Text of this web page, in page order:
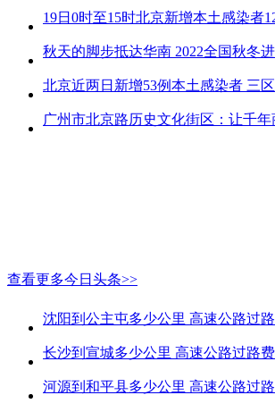
北京近两日新增53例本土感染者 三
广州市北京路历史文化街区：让千
查看更多今日头条>>
沈阳到公主屯多少公里 高速公路过
长沙到宣城多少公里 高速公路过路
河源到和平县多少公里 高速公路过